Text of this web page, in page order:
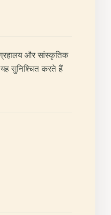
और सांस्कृतिक
यह सुनिश्चित करते हैं